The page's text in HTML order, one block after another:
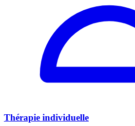
Thérapie individuelle